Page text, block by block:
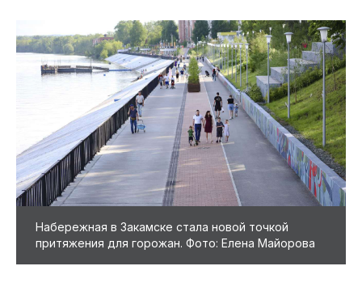
Набережная в Закамске стала новой точкой
притяжения для горожан. Фото: Елена Майорова